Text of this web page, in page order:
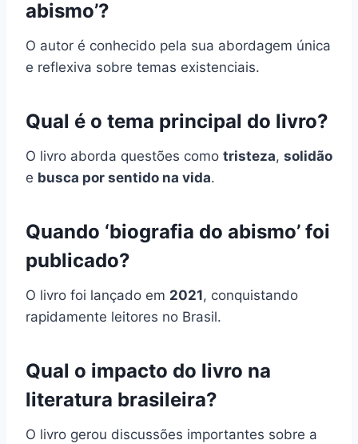
abismo’?
O autor é conhecido pela sua abordagem única
e reflexiva sobre temas existenciais.
Qual é o tema principal do livro?
O livro aborda questões como tristeza, solidão
e busca por sentido na vida.
Quando ‘biografia do abismo’ foi
publicado?
O livro foi lançado em 2021, conquistando
rapidamente leitores no Brasil.
Qual o impacto do livro na
literatura brasileira?
O livro gerou discussões importantes sobre a